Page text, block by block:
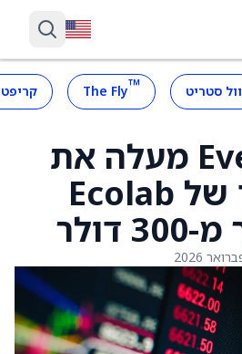
וול סטריט ™
The Fly
Evercore ISI מעלה את
מחיר היעד של Ecolab